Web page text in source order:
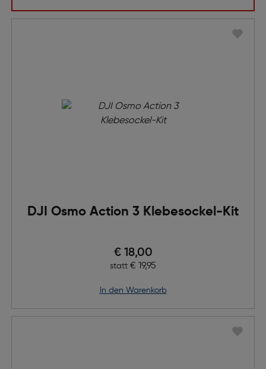
DJI Osmo Action 3 Klebesockel-Kit
Preis nach Rabatts
€ 18,00
statt Ursprünglicher Preis
€ 19,95
in den Warenkorb